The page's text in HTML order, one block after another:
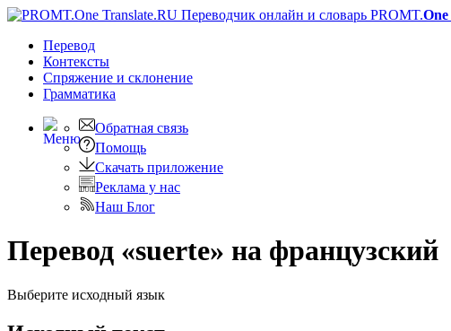
PROMT.One
Перевод
Контексты
Спряжение и склонение
Грамматика
Обратная связь
Помощь
Скачать приложение
Реклама у нас
Наш Блог
Перевод «suerte» на французский
Выберите исходный язык